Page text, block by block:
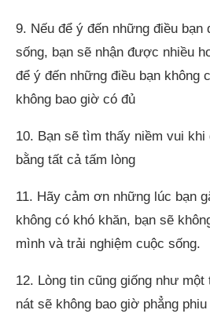
9. Nếu để ý đến những điều bạn
sống, bạn sẽ nhận được nhiều
để ý đến những điều bạn không
không bao giờ có đủ
10. Bạn sẽ tìm thấy niềm vui
bằng tất cả tấm lòng
11. Hãy cảm ơn những lúc bạn
không có khó khăn, bạn sẽ
mình và trải nghiệm cuộc sống.
12. Lòng tin cũng giống như
nát sẽ không bao giờ phẳng